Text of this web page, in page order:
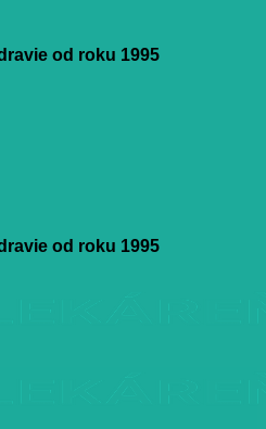
od roku 1995
od roku 1995